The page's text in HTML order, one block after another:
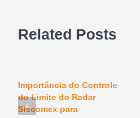
Related Posts
Importância do Controle
do Limite do Radar
Siscomex para